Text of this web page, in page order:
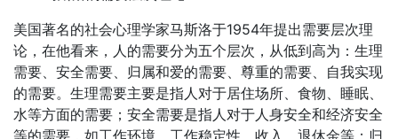
美国著名的社会心理学家马斯洛于1954年提出需要层次理
论，在他看来，人的需要分为五个层次，从低到高为：生理
需要、安全需要、归属和爱的需要、尊重的需要、自我实现
的需要。生理需要主要是指人对于居住场所、食物、睡眠、
水等方面的需要；安全需要是指人对于人身安全和经济安全
等的需要，如工作环境、工作稳定性、收入、退休金等；归